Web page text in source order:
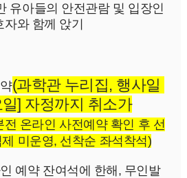
유아들의 안전관람 및 입장인
자와 함께 앉기
(과학관 누리집, 행사일
] 자정까지 취소가
전 온라인 사전예약 확인 후 선
미운영, 선착순 좌석착석)
예약 잔여석에 한해, 무인발